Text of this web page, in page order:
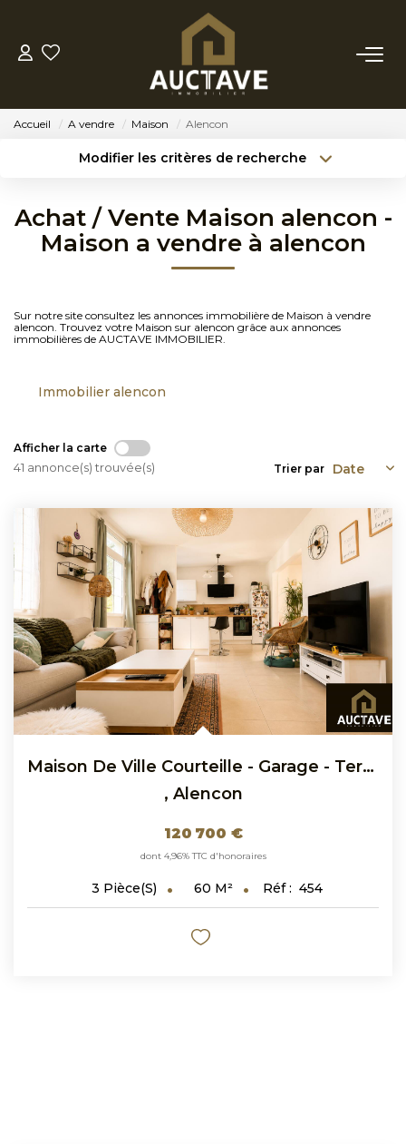
ACHETER
NOTRE AGENCE
NOTRE PHILOSOPHIE
Accueil A vendre Maison Alencon
Modifier les critères de recherche
Sélectionnez...
Type de bien
Surface min
Plus de critères Créer une alerte
Achat / Vente Maison alencon -
Maison a vendre à alencon
Sur notre site consultez les annonces immobilière de Maison à vendre
alencon. Trouvez votre Maison sur alencon grâce aux annonces
immobilières de AUCTAVE IMMOBILIER.
Immobilier alencon
Afficher la carte
41 annonce(s) trouvée(s) Trier par
Maison De Ville Courteille - Garage - Terrain Arboré 411 M²
, Alencon
120 700 €
dont 4,96% TTC d'honoraires
3 Pièce(s) 60 M² Réf : 454